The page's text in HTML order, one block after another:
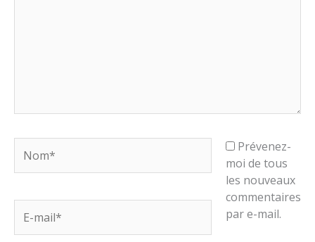
mail*
Prévenez-
moi de tous
les nouveaux
commentaires
par e-mail.